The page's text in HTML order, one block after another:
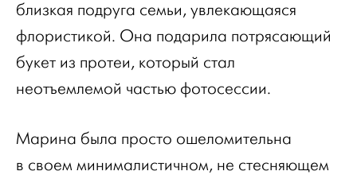
близкая подруга семьи, увлекающаяся
флористикой. Она подарила потрясающий
букет из протеи, который стал
неотъемлемой частью фотосессии.
Марина была просто ошеломительна
в своем минималистичном, не стесняющем